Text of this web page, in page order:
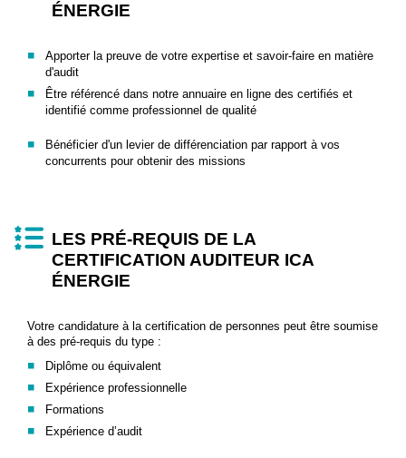
ÉNERGIE
Apporter la preuve de votre expertise et savoir-faire en matière
d'audit
Être référencé dans notre annuaire en ligne des certifiés et
identifié comme professionnel de qualité
Bénéficier d'un levier de différenciation par rapport à vos
concurrents pour obtenir des missions
LES PRÉ-REQUIS DE LA
CERTIFICATION AUDITEUR ICA
ÉNERGIE
Votre candidature à la certification de personnes peut être soumise
à des pré-requis du type :
Diplôme ou équivalent
Expérience professionnelle
Formations
Expérience d’audit